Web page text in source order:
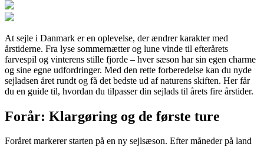
At sejle i Danmark er en oplevelse, der ændrer karakter med
årstiderne. Fra lyse sommernætter og lune vinde til efterårets
farvespil og vinterens stille fjorde – hver sæson har sin egen charme
og sine egne udfordringer. Med den rette forberedelse kan du nyde
sejladsen året rundt og få det bedste ud af naturens skiften. Her får
du en guide til, hvordan du tilpasser din sejlads til årets fire årstider.
Forår: Klargøring og de første ture
Foråret markerer starten på en ny sejlsæson. Efter måneder på land